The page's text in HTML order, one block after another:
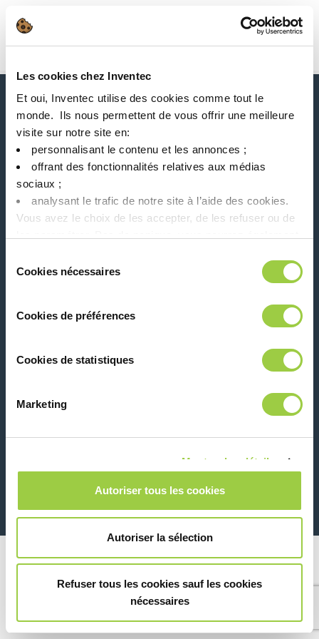
Les cookies chez Inventec
Et oui, Inventec utilise des cookies comme tout le
monde. ​ Ils nous permettent de vous offrir une meilleure
visite sur notre site en:​
personnalisant le contenu et les annonces ;​
offrant des fonctionnalités relatives aux médias
sociaux ; ​
analysant le trafic de notre site à l’aide des cookies.​
Vous avez le choix de les accepter, de les refuser ou de
cookies.​ ​ ​
duCookies nécessaires
Cookies de préférences
Cookies de statistiques
Marketing
Montrer les détails
Autoriser tous les cookies
Autoriser la sélection
Refuser tous les cookies sauf les cookies
nécessaires
搜索
首页 Product Product Category 焊锡和镀锡助焊剂
新闻、服务、产品、..
与我们的时事通讯保持联系！
Please leave
© Copyright 2026 法律信息和隐私声明